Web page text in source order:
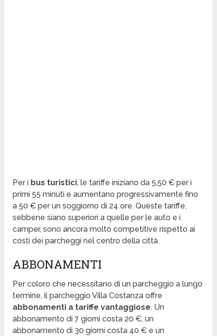
Per i bus turistici, le tariffe iniziano da 5,50 € per i
primi 55 minuti e aumentano progressivamente fino
a 50 € per un soggiorno di 24 ore. Queste tariffe,
sebbene siano superiori a quelle per le auto e i
camper, sono ancora molto competitive rispetto ai
costi dei parcheggi nel centro della città.
ABBONAMENTI
Per coloro che necessitano di un parcheggio a lungo
termine, il parcheggio Villa Costanza offre
abbonamenti a tariffe vantaggiose. Un
abbonamento di 7 giorni costa 20 €, un
abbonamento di 30 giorni costa 40 € e un